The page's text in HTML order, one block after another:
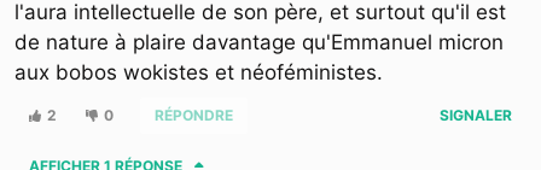
l'aura intellectuelle de son père, et surtout qu'il est
de nature à plaire davantage qu'Emmanuel micron
aux bobos wokistes et néoféministes.
2 0 RÉPONDRE SIGNALER
AFFICHER 1 RÉPONSE